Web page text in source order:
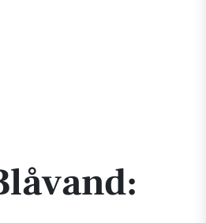
ved Vadehavet til musikalske